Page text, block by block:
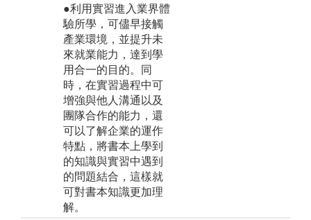
●利用實習進入業界體
驗所學，可儘早接觸
產業環境，並提升未
來就業能力，達到學
用合一的目的。同
時，在實習過程中可
增強與他人溝通以及
團隊合作的能力，還
可以了解企業的運作
特點，將書本上學到
的知識與實習中遇到
的問題結合，這樣就
可對書本知識更加理
解。